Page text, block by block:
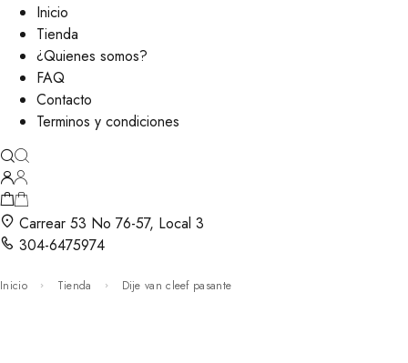
Inicio
Tienda
¿Quienes somos?
FAQ
Contacto
Terminos y condiciones
Carrear 53 No 76-57, Local 3
304-6475974
Inicio Tienda Dije van cleef pasante